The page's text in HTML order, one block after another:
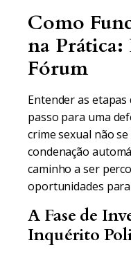
Como
na Prática:
Fórum
Entender as
passo para uma
crime sexual não
condenação
caminho a ser
oportunidades
A Fase de
Inquérito